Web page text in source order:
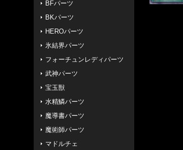
BFパーツ
BKパーツ
HEROパーツ
氷結界パーツ
フォーチュンレディパーツ
武神パーツ
宝玉獣
水精鱗パーツ
魔導書パーツ
魔術師パーツ
マドルチェ